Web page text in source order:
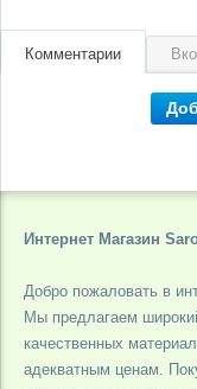
Комментарии
Интернет Магазин
Добро пожаловать в
Мы предлагаем
качественных
адекватным ценам.